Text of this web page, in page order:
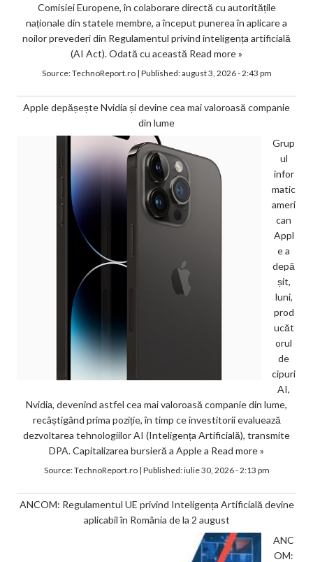
Comisiei Europene, în colaborare directă cu autoritățile
naționale din statele membre, a început punerea în aplicare a
noilor prevederi din Regulamentul privind inteligența artificială
(AI Act). Odată cu această Read more »
Source:TechnoReport.ro| Published:august 3, 2026 - 2:43 pm
Apple depășește Nvidia și devine cea mai valoroasă companie
din lume
Grup
ul
infor
matic
ameri
can
Appl
e a
depă
șit,
luni,
prod
ucăt
orul
de
cipuri
AI,
Nvidia, devenind astfel cea mai valoroasă companie din lume,
recâștigând prima poziție, în timp ce investitorii evaluează
dezvoltarea tehnologiilor AI (Inteligența Artificială), transmite
DPA. Capitalizarea bursieră a Apple a Read more »
Source:TechnoReport.ro| Published:iulie 30, 2026 - 2:13 pm
ANCOM: Regulamentul UE privind Inteligența Artificială devine
aplicabil în România de la 2 august
ANC
OM: